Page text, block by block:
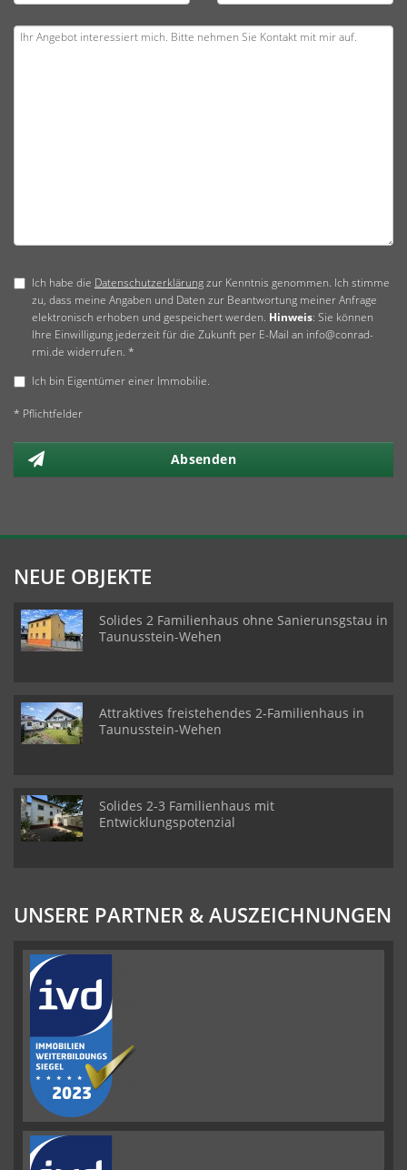
Ich habe die Datenschutzerklärungzur Kenntnis genommen. Ich stimme
zu, dass meine Angaben und Daten zur Beantwortung meiner Anfrage
elektronisch erhoben und gespeichert werden. Hinweis: Sie können
Ihre Einwilligung jederzeit für die Zukunft per E-Mail an info@conrad-
rmi.de widerrufen. *
Ich bin Eigentümer einer Immobilie.
* Pflichtfelder
Absenden
NEUE OBJEKTE
Solides 2 Familienhaus ohne Sanierunsgstau in
Taunusstein-Wehen
Attraktives freistehendes 2-Familienhaus in
Taunusstein-Wehen
Solides 2-3 Familienhaus mit
Entwicklungspotenzial
UNSERE PARTNER & AUSZEICHNUNGEN